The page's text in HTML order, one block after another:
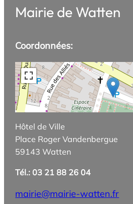
Mairie de Watten
Coordonnées:
Hôtel de Ville
Place Roger Vandenbergue
59143 Watten
Tél.: 03 21 88 26 04
mairie@mairie-watten.fr